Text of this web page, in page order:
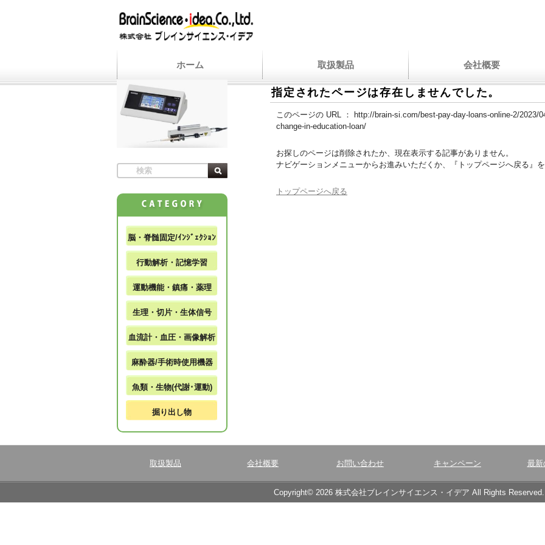
ホーム 取扱製品 会社概要
指定されたページは存在しませんでした。
このページの URL ：
http://brain-si.com/best-pay-day-loans-online-2/2023/
change-in-education-loan/
お探しのページは削除されたか、現在表示する記事がありません。
ナビゲーションメニューからお進みいただくか、『トップページへ戻る』を
トップページへ戻る
脳・脊髄固定/ｲﾝｼﾞｪｸｼｮﾝ
行動解析・記憶学習
運動機能・鎮痛・薬理
生理・切片・生体信号
血流計・血圧・画像解析
麻酔器/手術時使用機器
魚類・生物(代謝･運動)
掘り出し物
取扱製品 会社概要 お問い合わせ キャンペーン 最新
Copyright© 2026 株式会社ブレインサイエンス・イデア All Rights Reserved.